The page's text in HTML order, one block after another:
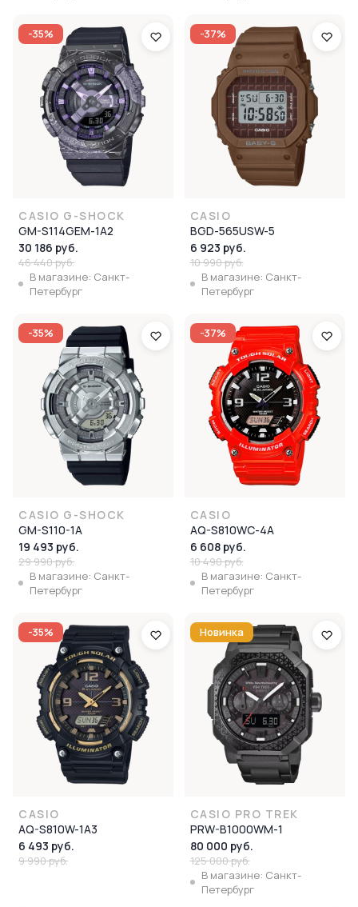
-35%
CASIO G-SHOCK
GM-S114GEM-1A2
30 186 руб.
46 440 руб.
В магазине: Санкт-
Петербург
-37%
CASIO
BGD-565USW-5
6 923 руб.
10 990 руб.
В магазине: Санкт-
Петербург
-35%
CASIO G-SHOCK
GM-S110-1A
19 493 руб.
29 990 руб.
В магазине: Санкт-
Петербург
-37%
CASIO
AQ-S810WC-4A
6 608 руб.
10 490 руб.
В магазине: Санкт-
Петербург
-35%
CASIO
AQ-S810W-1A3
6 493 руб.
9 990 руб.
Новинка
CASIO PRO TREK
PRW-B1000WM-1
80 000 руб.
125 000 руб.
В магазине: Санкт-
Петербург